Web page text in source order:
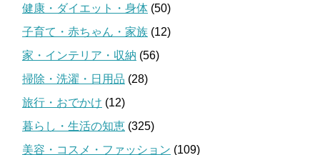
健康・ダイエット・身体 (50)
子育て・赤ちゃん・家族 (12)
家・インテリア・収納 (56)
掃除・洗濯・日用品 (28)
旅行・おでかけ (12)
暮らし・生活の知恵 (325)
美容・コスメ・ファッション (109)